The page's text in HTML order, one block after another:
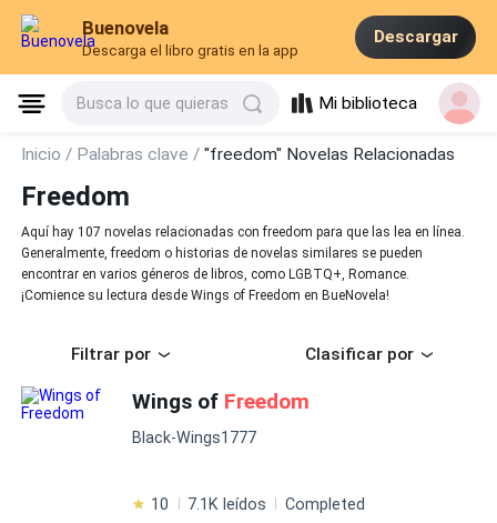
Buenovela
Descarga el libro gratis en la app
Descargar
Busca lo que quieras Mi biblioteca
Inicio / Palabras clave /"freedom" Novelas Relacionadas
Freedom
Aquí hay 107 novelas relacionadas con freedom para que las lea en línea.
Generalmente, freedom o historias de novelas similares se pueden
encontrar en varios géneros de libros, como LGBTQ+, Romance.
¡Comience su lectura desde Wings of Freedom en BueNovela!
Filtrar por Clasificar por
Wings of Freedom
Black-Wings1777
10 7.1K leídos Completed